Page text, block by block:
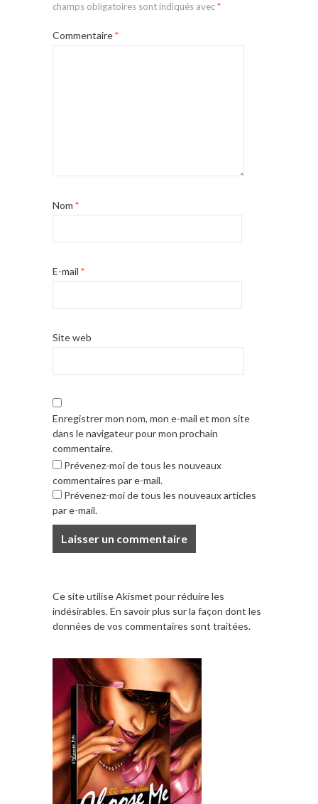
champs obligatoires sont indiqués avec*
Commentaire*
Nom *
E-mail *
Site web
Enregistrer mon nom, mon e-mail et mon site
dans le navigateur pour mon prochain
commentaire.
Prévenez-moi de tous les nouveaux
commentaires par e-mail.
Prévenez-moi de tous les nouveaux articles
par e-mail.
Ce site utilise Akismet pour réduire les
indésirables.En savoir plus sur la façon dont les
données de vos commentaires sont traitées.